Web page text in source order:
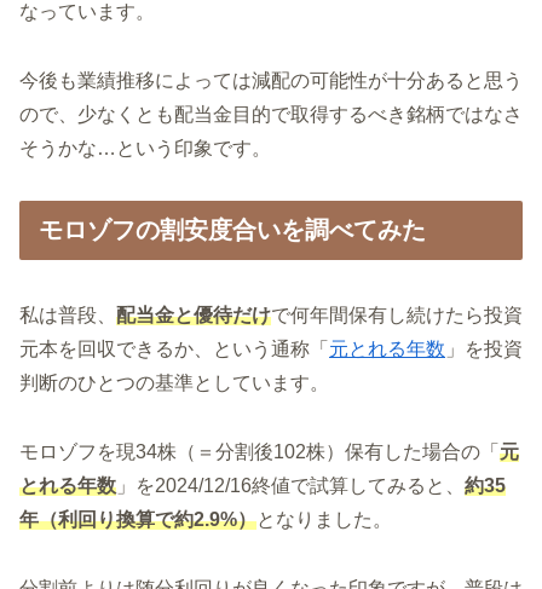
なっています。
今後も業績推移によっては減配の可能性が十分あると思う
ので、少なくとも配当金目的で取得するべき銘柄ではなさ
そうかな…という印象です。
モロゾフの割安度合いを調べてみた
私は普段、 配当金と優待だけで何年間保有し続けたら投資
元本を回収できるか、という通称「 元とれる年数 」を投資
判断のひとつの基準としています。
モロゾフを現34株（＝分割後102株）保有した場合の「 元
とれる年数 」を2024/12/16終値で試算してみると、 約35
年（利回り換算で約2.9%）となりました。